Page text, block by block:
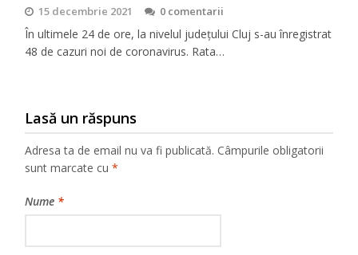
15 decembrie 2021 0 comentarii
În ultimele 24 de ore, la nivelul județului Cluj s-au înregistrat
48 de cazuri noi de coronavirus. Rata…
Lasă un răspuns
Adresa ta de email nu va fi publicată. Câmpurile obligatorii
sunt marcate cu*
Nume *